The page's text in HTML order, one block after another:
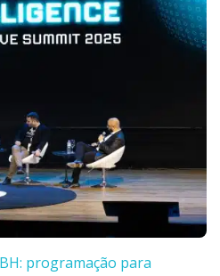
programação para